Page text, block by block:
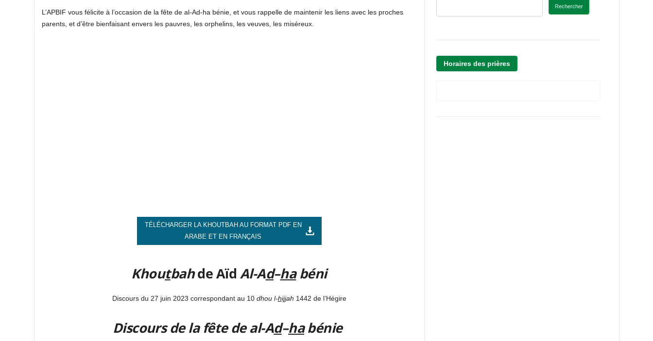
L’APBIF vous félicite à l’occasion de la fête de al-Ad-ha bénie, et vous rappelle de maintenir les liens avec les proches
parents, et d’être bienfaisant envers les pauvres, les orphelins, les veuves, les miséreux.
TÉLÉCHARGER LA KHOUTBAH AU FORMAT PDF EN
ARABE ET EN FRANÇAIS
Khoutbahde Aïd Al-Ad–habéni
Discours du 27 juin 2023 correspondant au 10 dhou l-hijjah 1442 de l’Hégire
Discours de la fête de al-Ad–habénie
Rechercher
Horaires des prières